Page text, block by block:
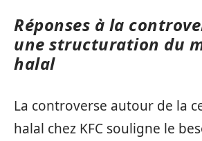
Réponses à la
une structuration du
halal
La controverse autour de la
halal chez KFC souligne le